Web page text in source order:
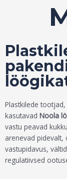
Plastkilede
kasutavad Noola
vastu peavad
arenevad
vastupidavus,
regulatiivsed